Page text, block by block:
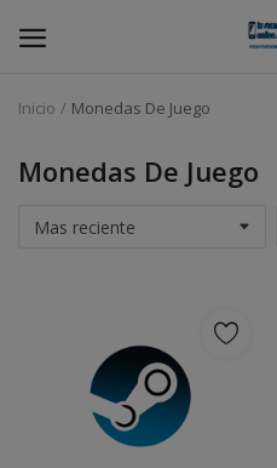
Inicio Monedas De Juego
Monedas De Juego